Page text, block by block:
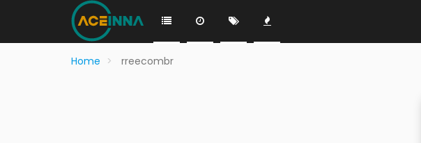
Home rreecombr